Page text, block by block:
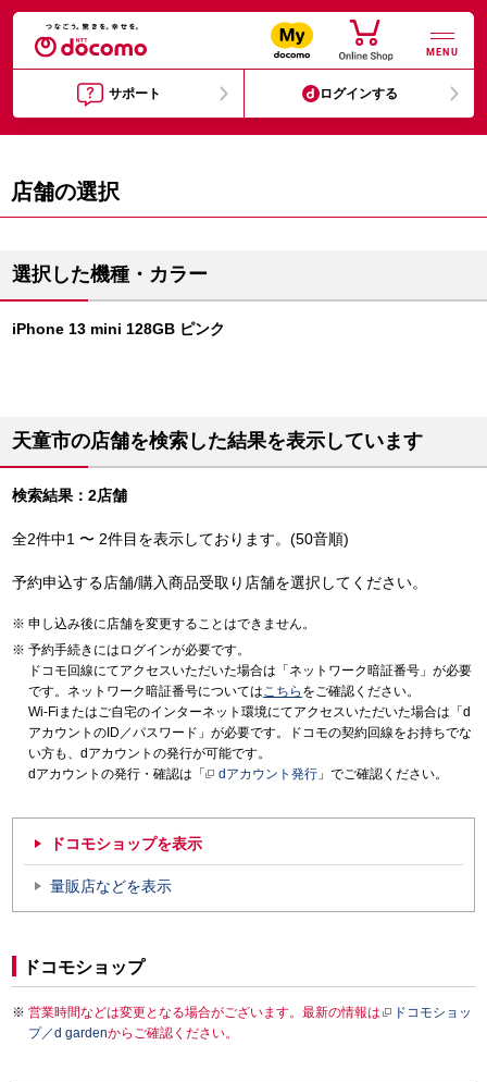
MENU
サポート ログインする
店舗の選択
選択した機種・カラー
iPhone 13 mini 128GB ピンク
天童市の店舗を検索した結果を表示しています
検索結果：2店舗
全2件中1 〜 2件目を表示しております。(50音順)
予約申込する店舗/購入商品受取り店舗を選択してください。
申し込み後に店舗を変更することはできません。
予約手続きにはログインが必要です。
ドコモ回線にてアクセスいただいた場合は「ネットワーク暗証番号」が必要
です。ネットワーク暗証番号についてはこちら をご確認ください。
Wi-Fiまたはご自宅のインターネット環境にてアクセスいただいた場合は「d
アカウントのID／パスワード」が必要です。ドコモの契約回線をお持ちでな
い方も、dアカウントの発行が可能です。
dアカウントの発行・確認は「
dアカウント発行 」でご確認ください。
ドコモショップを表示
量販店などを表示
ドコモショップ
営業時間などは変更となる場合がございます。最新の情報は
ドコモショッ
プ／d gardenからご確認ください。